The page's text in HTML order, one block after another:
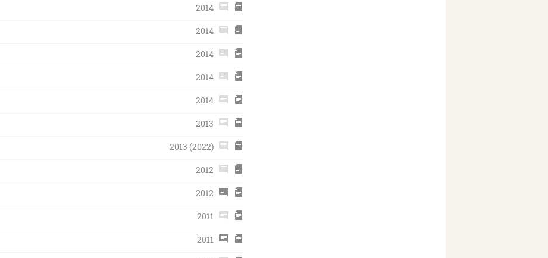
2014
2014
2014
2014
2014
2013
2013 (2022)
2012
2012
2011
2011